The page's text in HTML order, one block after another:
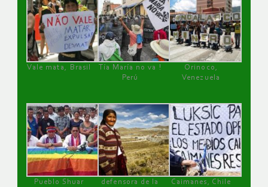
Vale mata, Brasil
Tía María no va !
Perú
Orinoco,
Venezuela
Pueblo Shuar defensora de la Caimanes, Chile